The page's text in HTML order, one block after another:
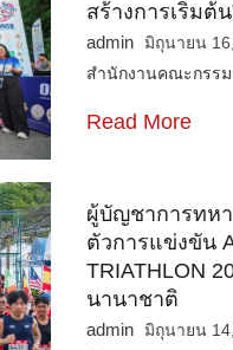
สร้างการเริ่มต้น
admin
มิถุนายน
สำนักงานคณะกรร
Read More
ผู้บัญชาการทห
ตัวการแข่งขัน
TRIATHLON
นานาชาติ
admin
มิถุนายน